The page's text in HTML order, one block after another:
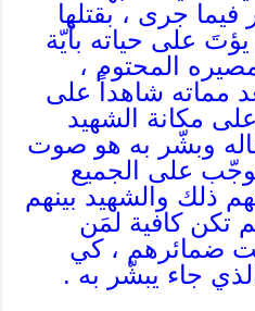
فيما جرى ، بقتلها
على حياته بأيّة
المحتوم ،
مماته شاهداً على
مكانة الشهيد
وبشّر به هو صوت
على الجميع
ذلك والشهيد بينهم
تكن كافية لمَن
ضمائرهم ، كي
جاء يبشّر به .